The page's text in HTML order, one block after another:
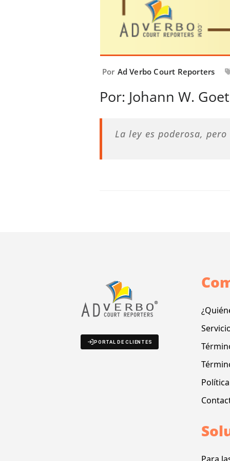
Por Ad Verbo Court Reporters
Por: Johann W.
La ley es poderosa,
PORTAL DE CLIENTES